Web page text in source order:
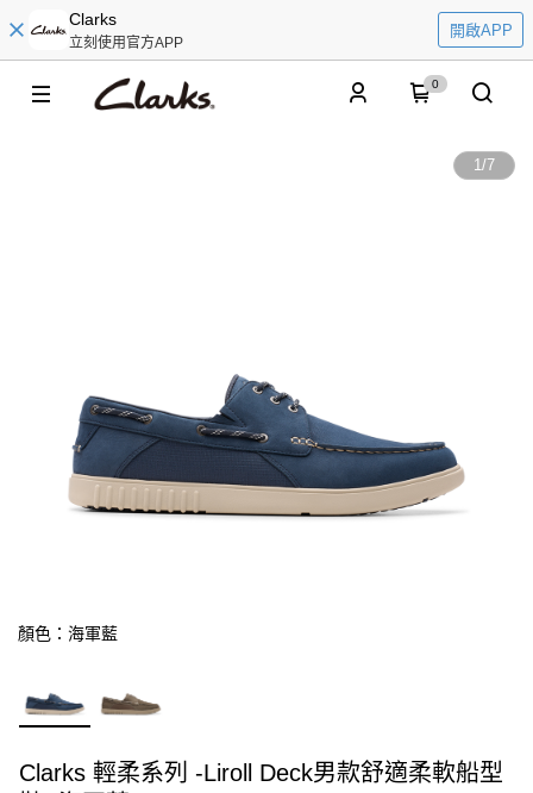
Clarks
立刻使用官方APP
開啟APP
0
1/7
顏色：海軍藍
Clarks 輕柔系列 -Liroll Deck男款舒適柔軟船型